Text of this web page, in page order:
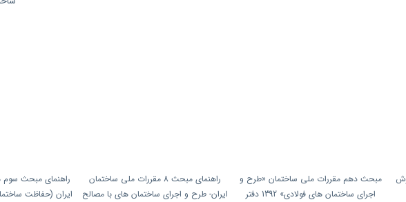
مبحث دهم مقررات ملی ساختمان «طرح و
اجرای ساختمان های فولادی» 1392 دفتر
راهنمای مبحث 8 مقررات ملی ساختمان
ایران- طرح و اجرای ساختمان های با مصالح
راهنمای مبحث سوم
ایران (حفاظت